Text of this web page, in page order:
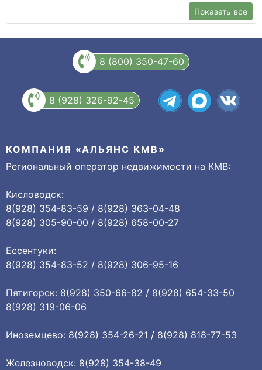
Показать все
8 (800) 350-47-60
8 (928) 326-92-45
КОМПАНИЯ «АЛЬЯНС КМВ»
Региональный оператор недвижимости на КМВ:
Кисловодск:
8(928) 354-83-59 / 8(928) 363-04-48
8(928) 305-90-00 / 8(928) 658-00-27
Ессентуки:
8(928) 354-83-52 / 8(928) 306-95-16
Пятигорск: 8(928) 350-66-82 / 8(928) 654-33-50
8(928) 319-06-06
Иноземцево: 8(928) 354-26-21 / 8(928) 818-77-53
Железноводск: 8(928) 354-38-49